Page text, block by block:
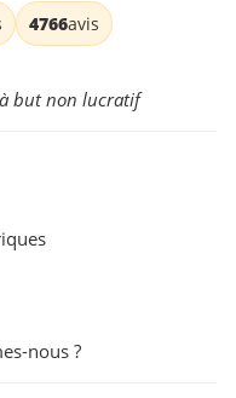
4766avis
à but non lucratif
nous ?